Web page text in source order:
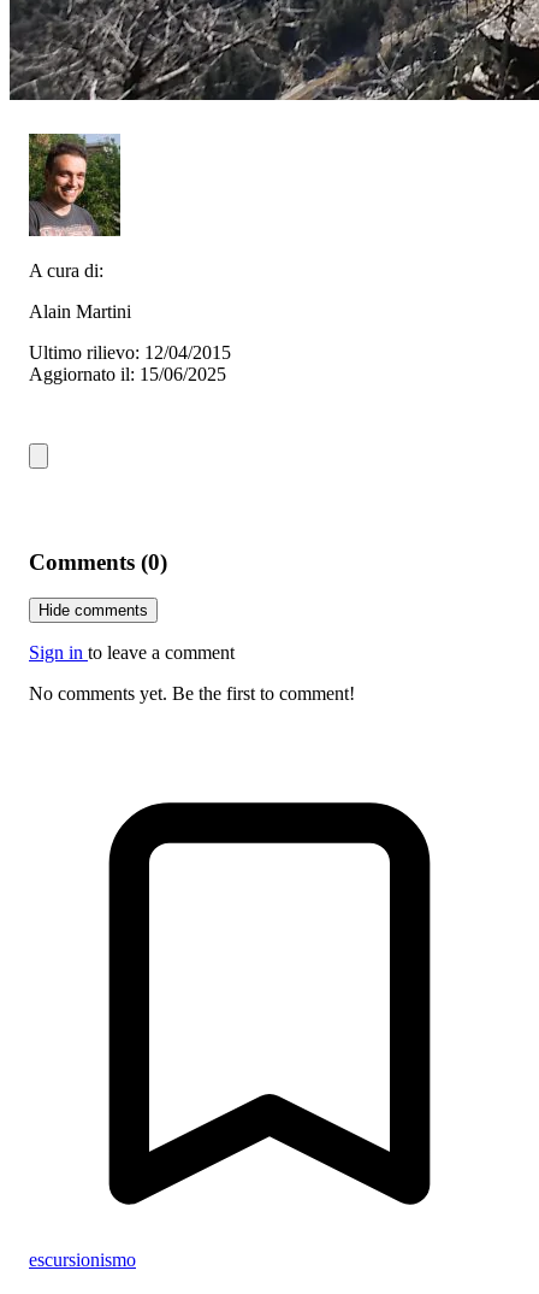
A cura di:
Alain Martini
Ultimo rilievo: 12/04/2015
Aggiornato il: 15/06/2025
Comments (0)
Hide comments
Sign in to leave a comment
No comments yet. Be the first to comment!
escursionismo